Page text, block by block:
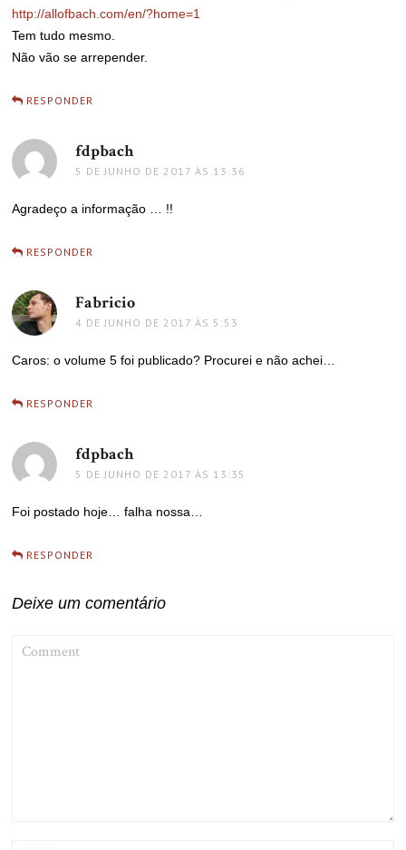
http://allofbach.com/en/?home=1
Tem tudo mesmo.
Não vão se arrepender.
RESPONDER
fdpbachdisse:
5 DE JUNHO DE 2017 ÀS 13:36
Agradeço a informação … !!
RESPONDER
Fabricio
4 DE JUNHO DE 2017 ÀS 5:53
Caros: o volume 5 foi publicado? Procurei e não achei…
RESPONDER
fdpbachdisse:
5 DE JUNHO DE 2017 ÀS 13:35
Foi postado hoje… falha nossa…
RESPONDER
Deixe um comentário